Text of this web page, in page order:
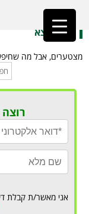
ראשי»שוקולטרי ידידותי
לא נמצא
מצטערים, אבל מה
אני מאשר/ת קבלת